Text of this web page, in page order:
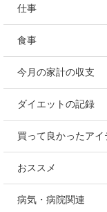
仕事
食事
今月の家計の収支
ダイエットの記録
買って良かったアイ
おススメ
病気・病院関連